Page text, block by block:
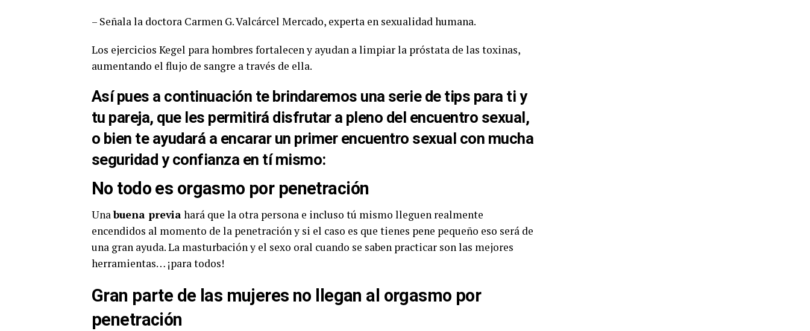
– Señala la doctora Carmen G. Valcárcel Mercado, experta en sexualidad humana.
Los ejercicios Kegel para hombres fortalecen y ayudan a limpiar la próstata de las toxinas,
aumentando el flujo de sangre a través de ella.
Así pues a continuación te brindaremos una serie de tips para ti y
tu pareja, que les permitirá disfrutar a pleno del encuentro sexual,
o bien te ayudará a encarar un primer encuentro sexual con mucha
seguridad y confianza en tí mismo:
No todo es orgasmo por penetración
Unabuena previahará que la otra persona e incluso tú mismo lleguen realmente
encendidos al momento de la penetración y si el caso es que tienes pene pequeño eso será de
una gran ayuda. La masturbación y el sexo oral cuando se saben practicar son las mejores
herramientas… ¡para todos!
Gran parte de las mujeres no llegan al orgasmo por
penetración